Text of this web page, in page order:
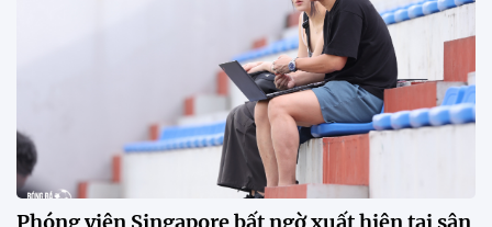
slogan mới cho hệ thống các giải bóng đá chuyên
nghiệp quốc gia, mở ra diện mạo mới cho V.League
trước mùa giải 2026-2027.
HLV Văn Sỹ Sơn: "Tôi đặt bút ký bằng niềm tin và
khát vọng"